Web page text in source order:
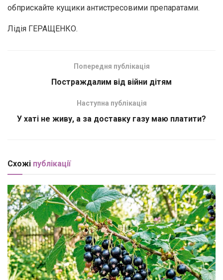
обприскайте кущики антистресовими препаратами.
Лідія ГЕРАЩЕНКО.
Попередня публікація
Постраждалим від війни дітям
Наступна публікація
У хаті не живу, а за доставку газу маю платити?
Схожі публікації